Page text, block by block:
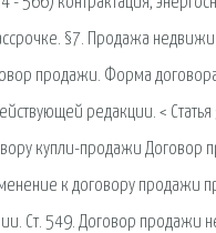
§7. Продажа
продажи. Форма
редакции. <
купли-продажи
к договору продажи
Ст. 549. Договор продажи